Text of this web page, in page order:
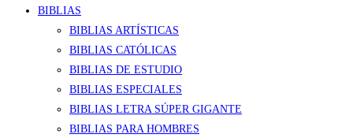
BIBLIAS
BIBLIAS ARTÍSTICAS
BIBLIAS CATÓLICAS
BIBLIAS DE ESTUDIO
BIBLIAS ESPECIALES
BIBLIAS LETRA SÚPER GIGANTE
BIBLIAS PARA HOMBRES